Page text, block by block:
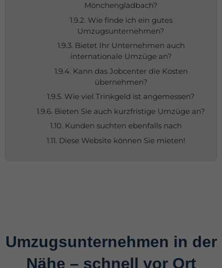
Mönchengladbach?
1.9.2. Wie finde ich ein gutes
Umzugsunternehmen?
1.9.3. Bietet Ihr Unternehmen auch
internationale Umzüge an?
1.9.4. Kann das Jobcenter die Kosten
übernehmen?
1.9.5. Wie viel Trinkgeld ist angemessen?
1.9.6. Bieten Sie auch kurzfristige Umzüge an?
1.10. Kunden suchten ebenfalls nach
1.11. Diese Website können Sie mieten!
Umzugsunternehmen in der
Nähe – schnell vor Ort